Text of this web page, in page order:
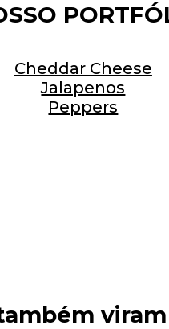
Cheddar Cheese
Jalapenos
Peppers
viram